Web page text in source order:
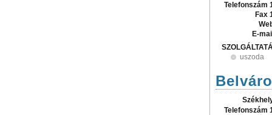
Telefonszám
Fax
E-
uszoda
Telefonszám